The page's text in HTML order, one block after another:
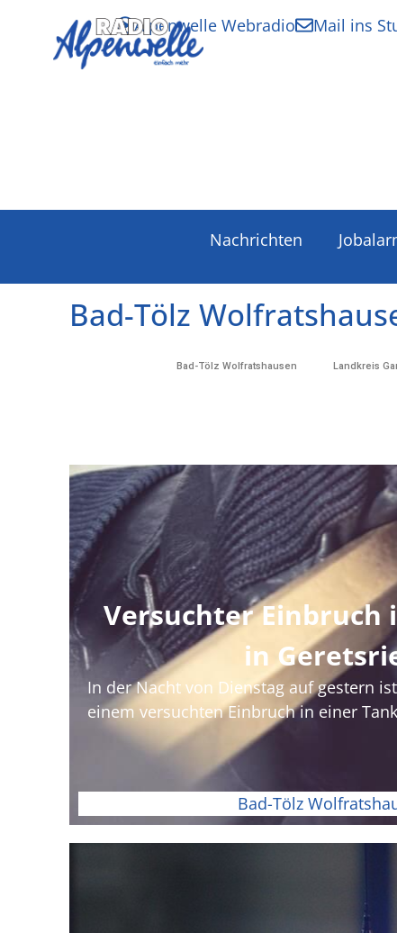
Alpenwelle Webradio Mail ins
Nachrichten
Bad-Tölz
Bad-Tölz Wolfratshausen Landkreis
Versuchter Einbruch
in
In der Nacht von Dienstag auf gestern
einem versuchten Einbruch in einer
Bad-Tölz